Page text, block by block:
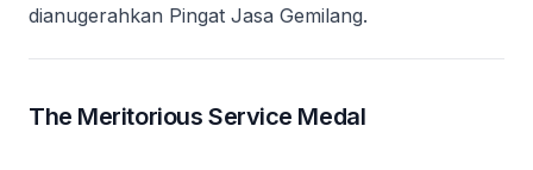
dianugerahkan Pingat Jasa Gemilang.
The Meritorious Service Medal